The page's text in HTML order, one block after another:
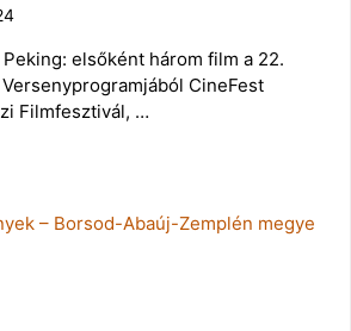
elsőként három film a 22.
CineFest
Filmfesztivál, …